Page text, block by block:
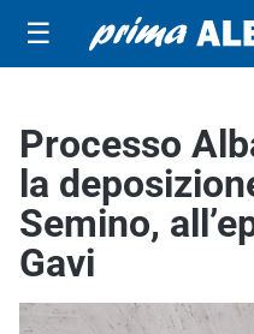
☰
Processo
la
Semino,
Gavi